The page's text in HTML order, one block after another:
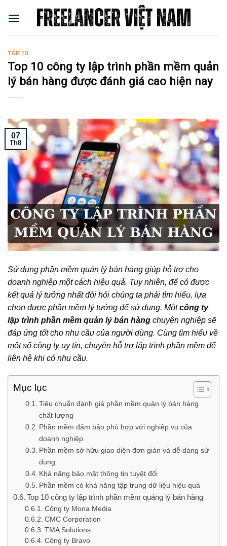
TOP 10
Top 10 công ty lập trình phần mềm quản
lý bán hàng được đánh giá cao hiện nay
07
Th8
Sử dụng phần mềm quản lý bán hàng giúp hỗ trợ cho
doanh nghiệp một cách hiệu quả. Tuy nhiên, để có được
kết quả lý tưởng nhất đòi hỏi chúng ta phải tìm hiểu, lựa
chọn được phần mềm lý tưởng để sử dụng. Mộtcông ty
lập trình phần mềm quản lý bán hàng chuyên nghiệp sẽ
đáp ứng tốt cho nhu cầu của người dùng. Cùng tìm hiểu về
một số công ty uy tín, chuyên hỗ trợ lập trình phần mềm để
liên hệ khi có nhu cầu.
Mục lục
Tiêu chuẩn đánh giá phần mềm quản lý bán hàng
chất lượng
Phần mềm đảm bảo phù hợp với nghiệp vụ của
doanh nghiệp
Phần mềm sở hữu giao diện đơn giản và dễ dàng sử
dụng
Khả năng bảo mật thông tin tuyệt đối
Phần mềm có khả năng tập trung dữ liệu hiệu quả
Top 10 công ty lập trình phần mềm quảng lý bán hàng
Công ty Mona Media
CMC Corporation
TMA Solutions
Công ty Bravo